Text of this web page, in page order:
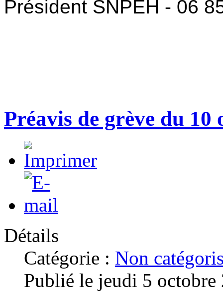
Président SNPEH - 06
Préavis de grève du 10
Détails
Catégorie : Non
Publié le jeudi 5 octobre